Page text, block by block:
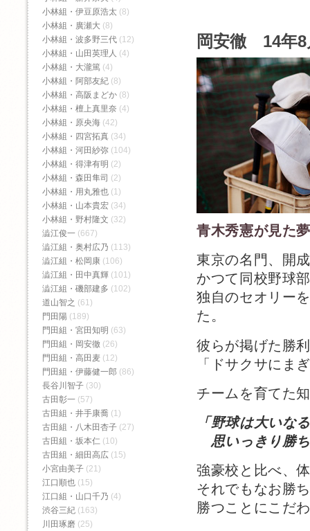
岡安徹 14年8
青木秀憲が見た
東京の名門、開
かつて同校野球
独自のセオリー
た。
彼らが掲げた勝
「ドサクサにま
チームを育てた
「野球は大いな
思いっきり勝
強豪校と比べ、
それでもなお勝
勝つことにこだ
小林組・伊豆原浩太 (8)
小林組・廣瀬大 (8)
小林組・波多野三代 (12)
小林組・山田英理人 (4)
小林組・大瀧篤 (4)
小林組・阿部友紀 (8)
小林組・高阪まどか (8)
小林組・檀上真里奈 (4)
小林組・原央海 (42)
小林組・四宮拓真 (34)
小林組・河田紗弥 (104)
小林組・得津有明 (2)
小林組・森田隼司 (2)
小林組・用丸雅也 (1)
小林組・山本貴宏 (34)
小林組・野村隆文 (32)
澁江俊一 (667)
澁江組・奥村広乃 (113)
澁江組・松岡康 (106)
澁江組・田中真輝 (101)
澁江組・磯部建多 (102)
道山智之 (61)
門田陽 (189)
門田組・宮田知明 (63)
門田組・岡安徹 (26)
門田組・高田麦 (12)
門田組・伊藤健一郎 (86)
長谷川智子 (30)
古田彰一 (57)
古田組・井手康喬 (1)
古田組・八木田杏子 (27)
古田組・坂本仁 (10)
古田組・細田高広 (15)
小宮由美子 (21)
江口順也 (15)
江口組・山口千乃 (4)
渋谷三紀 (163)
川田琢磨 (25)